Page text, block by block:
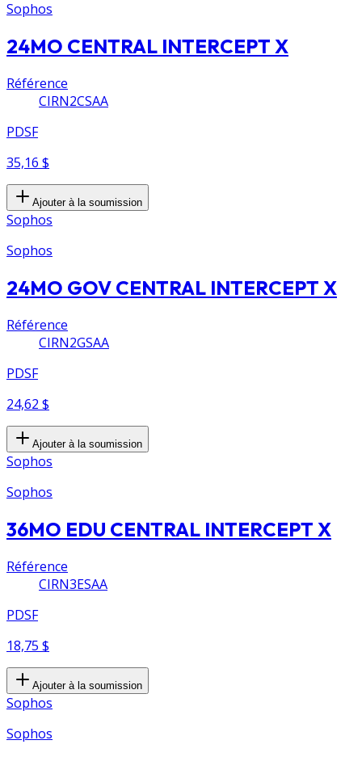
Sophos
24MO CENTRAL INTERCEPT X
Référence
CIRN2CSAA
PDSF
35,16 $
Ajouter à la soumission
Sophos
Sophos
24MO GOV CENTRAL INTERCEPT X
Référence
CIRN2GSAA
PDSF
24,62 $
Ajouter à la soumission
Sophos
Sophos
36MO EDU CENTRAL INTERCEPT X
Référence
CIRN3ESAA
PDSF
18,75 $
Ajouter à la soumission
Sophos
Sophos